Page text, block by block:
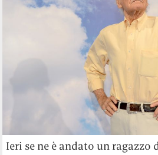
Ieri se ne è andato un ragazzo